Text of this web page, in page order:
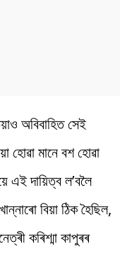
অবিবাহিত সেই
হোৱা মানে বশ হোৱা
এই দায়িত্ব ল’বলৈ
বিয়া ঠিক হৈছিল,
কৰিশ্মা কাপুৰৰ